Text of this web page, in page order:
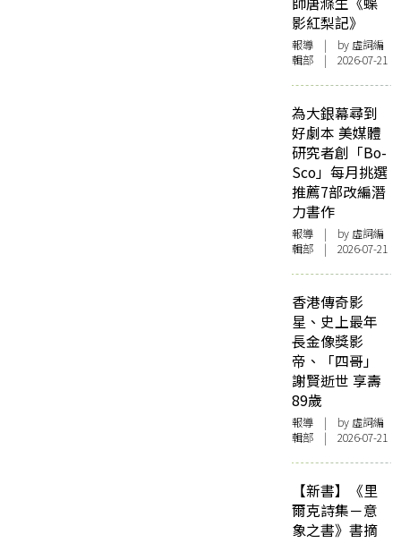
影紅梨記》
報導 | by 虛詞編
輯部 | 2026-07-21
為大銀幕尋到
好劇本 美媒體
研究者創「Bo-
Sco」每月挑選
推薦7部改編潛
力書作
報導 | by 虛詞編
輯部 | 2026-07-21
香港傳奇影
星、史上最年
長金像獎影
帝、「四哥」
謝賢逝世 享壽
89歲
報導 | by 虛詞編
輯部 | 2026-07-21
【新書】《里
爾克詩集－意
象之書》書摘